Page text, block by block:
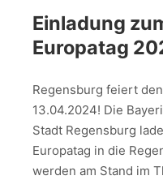
Einladung
Europatag
Regensburg feiert
13.04.2024! Die
Stadt Regensburg
Europatag in die
werden am Stand im